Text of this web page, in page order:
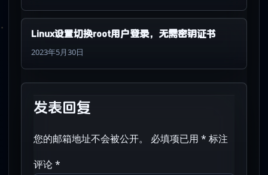
Linux设置切换root用户登录，无需密钥证书
2023年5月30日
发表回复
您的邮箱地址不会被公开。 必填项已用 * 标注
评论*